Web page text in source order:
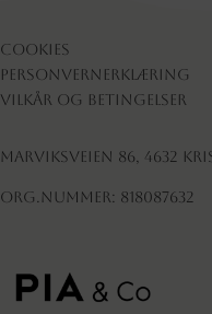
Cookies
Personvernerklæring
Vilkår og betingelser
Marviksveien 86, 4632
Org.nummer: 818087632